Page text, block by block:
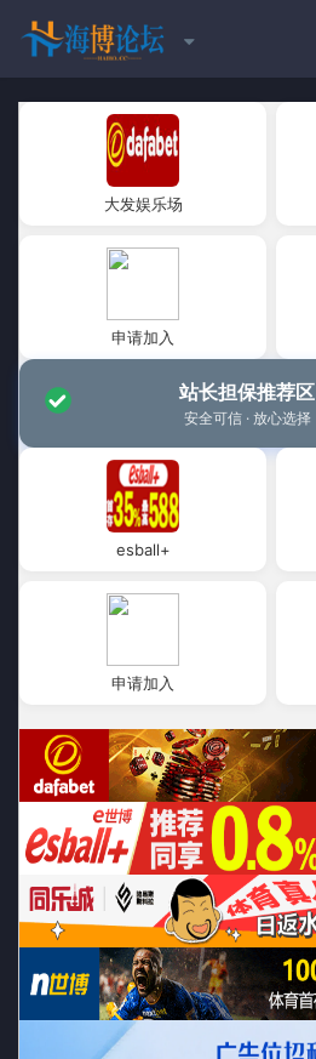
大发娱乐场
申请加入
站长担保推荐区
安全可信 · 放心选择
esball+
申请加入